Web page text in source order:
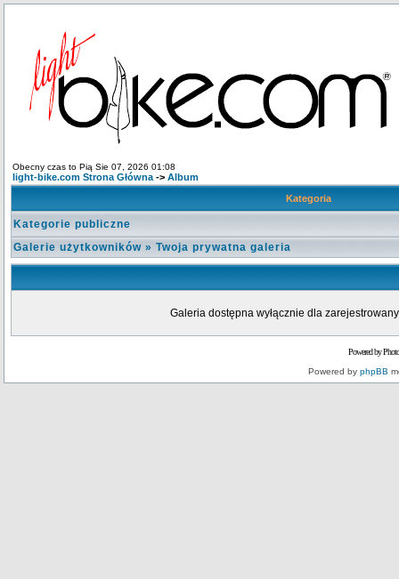
Obecny czas to Pią Sie 07, 2026 01:08
light-bike.com Strona Główna -> Album
Kategoria
Kategorie publiczne
Galerie użytkowników » Twoja prywatna galeria
Galeria dostępna wyłącznie dla
Powered by
Powered by phpBB